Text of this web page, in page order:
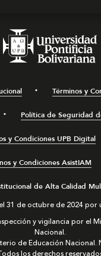
Términos y
Política de Seguridad
y Condiciones UPB Digital
y Condiciones AsistIAM
de Alta Calidad
31 de octubre de 2024
y vigilancia por el
Nacional.
de Educación Nacional.
los derechos